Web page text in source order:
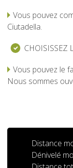
Vous pouvez
Ciutadella.
CHOISISSEZ
Vous pouvez le
Nous sommes
Distance
Dénivelé